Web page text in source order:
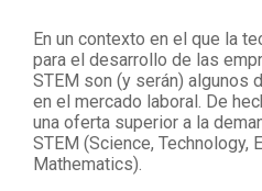
En un contexto en el que la
para el desarrollo de las
STEM son (y serán) algunos
en el mercado laboral. De
una oferta superior a la
STEM (Science, Technology,
Mathematics).